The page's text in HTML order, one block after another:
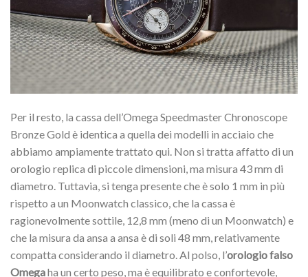
Per il resto, la cassa dell’Omega Speedmaster Chronoscope
Bronze Gold è identica a quella dei modelli in acciaio che
abbiamo ampiamente trattato qui. Non si tratta affatto di un
orologio replica di piccole dimensioni, ma misura 43 mm di
diametro. Tuttavia, si tenga presente che è solo 1 mm in più
rispetto a un Moonwatch classico, che la cassa è
ragionevolmente sottile, 12,8 mm (meno di un Moonwatch) e
che la misura da ansa a ansa è di soli 48 mm, relativamente
compatta considerando il diametro. Al polso, l’orologio falso
Omegaha un certo peso, ma è equilibrato e confortevole,